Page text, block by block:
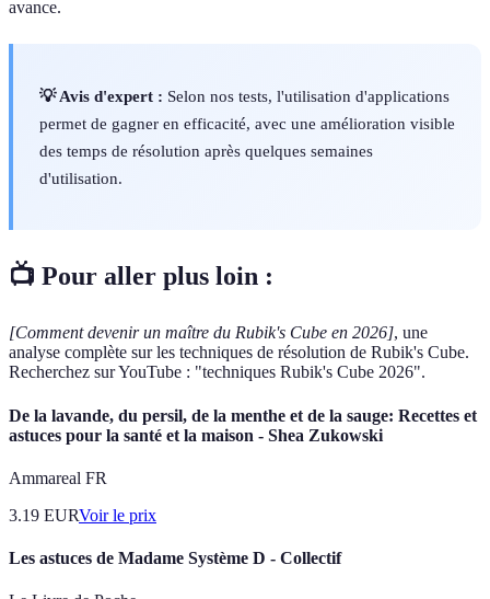
avance.
💡 Avis d'expert : Selon nos tests, l'utilisation d'applications
permet de gagner en efficacité, avec une amélioration visible
des temps de résolution après quelques semaines
d'utilisation.
📺 Pour aller plus loin :
[Comment devenir un maître du Rubik's Cube en 2026], une
analyse complète sur les techniques de résolution de Rubik's Cube.
Recherchez sur YouTube : "techniques Rubik's Cube 2026".
De la lavande, du persil, de la menthe et de la sauge: Recettes et
astuces pour la santé et la maison - Shea Zukowski
Ammareal FR
3.19 EURVoir le prix
Les astuces de Madame Système D - Collectif